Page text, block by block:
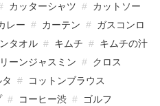
カッターシャツ
カットソー
レー カーテン
ガスコンロ
タオル キムチ
キムチの汁
ーンジャスミン
クロス
コットンブラウス
コーヒー渋
ゴルフ